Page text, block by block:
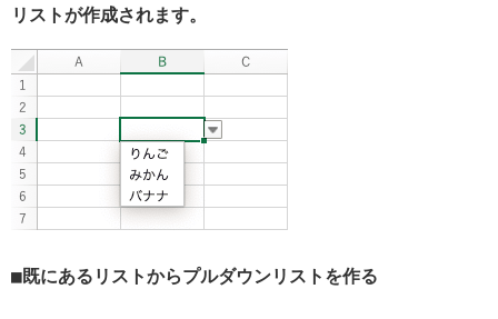
リストが作成されます。
既にあるリストからプルダウンリストを作る